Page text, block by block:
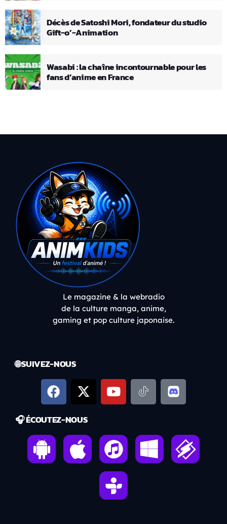
Décès de Satoshi Mori, fondateur du studio
Gift-o’-Animation
Wasabi : la chaîne incontournable pour les
fans d’anime en France
Le magazine & la webradio
de la culture manga, anime,
gaming et pop culture japonaise.
🌐 SUIVEZ-NOUS
🎧 ÉCOUTEZ-NOUS